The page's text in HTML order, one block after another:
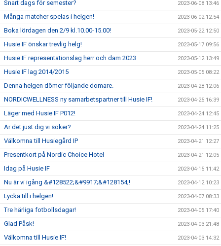
Snart dags för semester? 2023-06-08 13:46
Många matcher spelas i helgen! 2023-06-02 12:54
Boka lördagen den 2/9 kl.10.00-15.00! 2023-05-22 12:50
Husie IF önskar trevlig helg! 2023-05-17 09:56
Husie IF representationslag herr och dam 2023 2023-05-12 13:49
Husie IF lag 2014/2015 2023-05-05 08:22
Denna helgen dömer följande domare. 2023-04-28 12:06
NORDICWELLNESS ny samarbetspartner till Husie IF! 2023-04-25 16:39
Läger med Husie IF P012! 2023-04-24 12:45
Är det just dig vi söker? 2023-04-24 11:25
Välkomna till Husiegård IP 2023-04-21 12:27
Presentkort på Nordic Choice Hotel 2023-04-21 12:05
Idag på Husie IF 2023-04-15 11:42
Nu är vi igång &#128522;&#9917;&#128154;! 2023-04-12 10:23
Lycka till i helgen! 2023-04-07 08:33
Tre härliga fotbollsdagar! 2023-04-05 17:40
Glad Påsk! 2023-04-03 21:48
Välkomna till Husie IF! 2023-04-03 14:32